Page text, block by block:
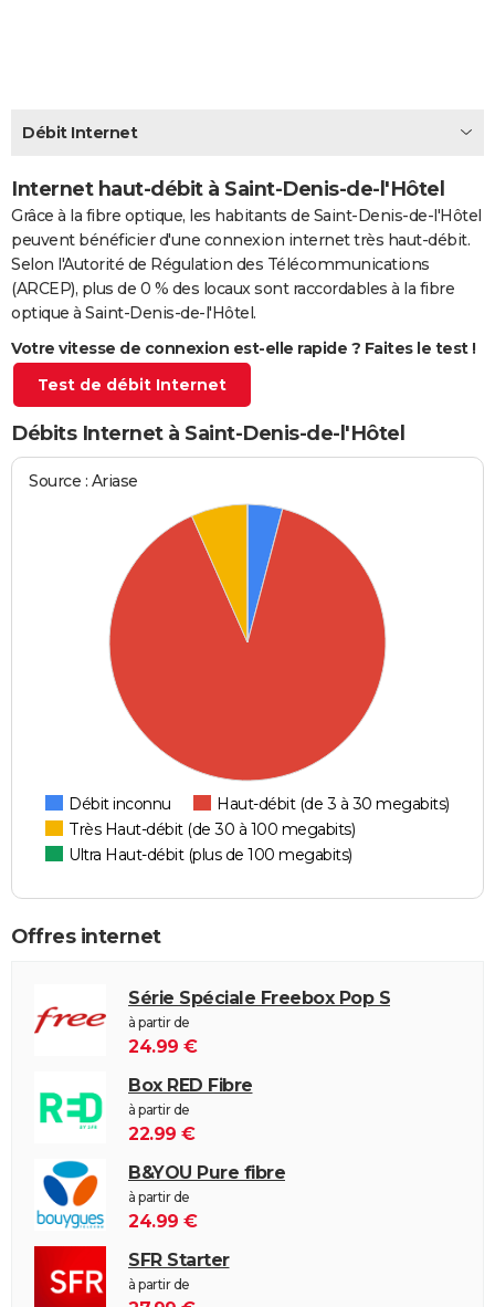
Carte de Noël
Carte Bonne année
Carte Saint-Valentin
Carte Pâques
Carte d'anniversaire
DICTIONNAIRE
Dictionnaire
Biographies
Citations
Expressions
Proverbes
PROGRAMME TV
COPAINS D'AVANT
AVIS DE DÉCÈS
FORUM
Bricolage
Lifestyle
Culture
Sport
Auto
Television
Voyage
Cinema
Débit Internet
Internet haut-débit à Saint-Denis-de-l'Hôtel
Grâce à la fibre optique, les habitants de Saint-Denis-de-l'Hôtel
peuvent bénéficier d'une connexion internet très haut-débit.
Selon l'Autorité de Régulation des Télécommunications
(ARCEP), plus de 0 % des locaux sont raccordables à la fibre
optique à Saint-Denis-de-l'Hôtel.
Votre vitesse de connexion est-elle rapide ? Faites le test !
Test de débit Internet
Débits Internet à Saint-Denis-de-l'Hôtel
Source : Ariase
Débit inconnu
Haut-débit (de 3 à 30 megabits)
Très Haut-débit (de 30 à 100 megabits)
Ultra Haut-débit (plus de 100 megabits)
Offres internet
Série Spéciale Freebox Pop S
à partir de
24.99 €
Box RED Fibre
à partir de
22.99 €
B&YOU Pure fibre
à partir de
24.99 €
SFR Starter
à partir de